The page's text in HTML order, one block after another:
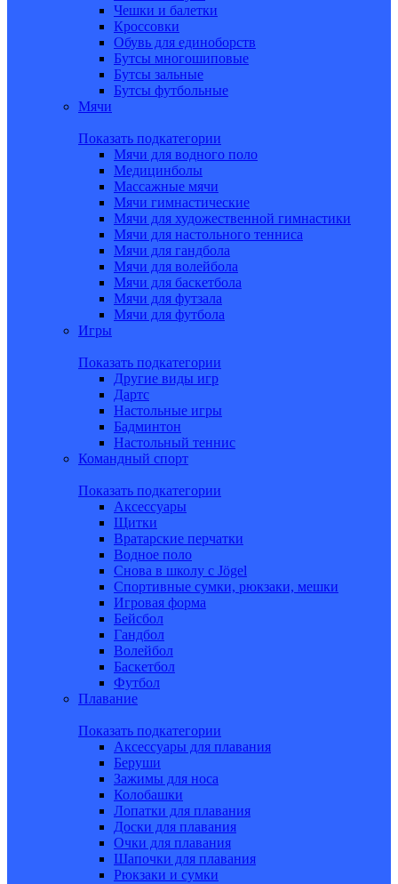
Чешки и балетки
Кроссовки
Обувь для единоборств
Бутсы многошиповые
Бутсы зальные
Бутсы футбольные
Мячи
Показать подкатегории
Мячи для водного поло
Медицинболы
Массажные мячи
Мячи гимнастические
Мячи для художественной гимнастики
Мячи для настольного тенниса
Мячи для гандбола
Мячи для волейбола
Мячи для баскетбола
Мячи для футзала
Мячи для футбола
Игры
Показать подкатегории
Другие виды игр
Дартс
Настольные игры
Бадминтон
Настольный теннис
Командный спорт
Показать подкатегории
Аксессуары
Щитки
Вратарские перчатки
Водное поло
Снова в школу c Jögel
Спортивные сумки, рюкзаки, мешки
Игровая форма
Бейсбол
Гандбол
Волейбол
Баскетбол
Футбол
Плавание
Показать подкатегории
Аксессуары для плавания
Беруши
Зажимы для носа
Колобашки
Лопатки для плавания
Доски для плавания
Очки для плавания
Шапочки для плавания
Рюкзаки и сумки